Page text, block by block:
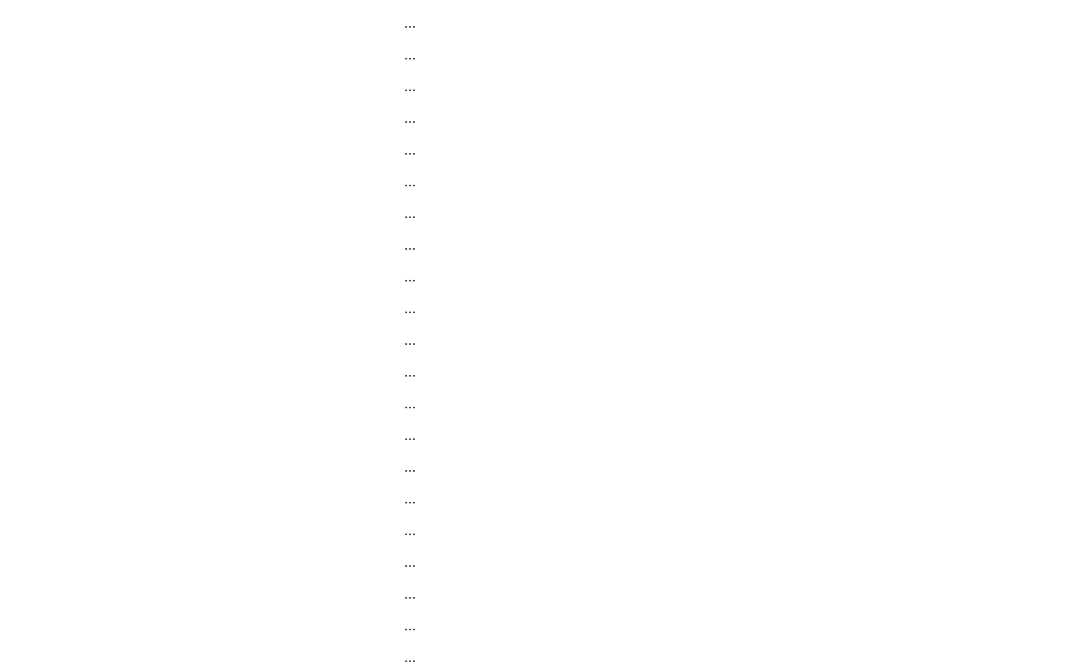
…
…
…
…
…
…
…
…
…
…
…
…
…
…
…
…
…
…
…
…
…